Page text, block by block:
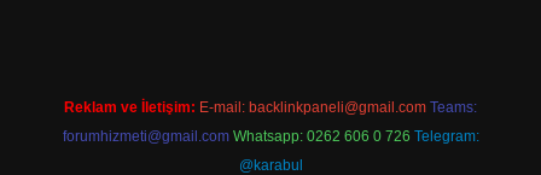
Reklam ve İletişim: E-mail: backlinkpaneli@gmail.com Teams:
forumhizmeti@gmail.com Whatsapp: 0262 606 0 726 Telegram:
@karabul